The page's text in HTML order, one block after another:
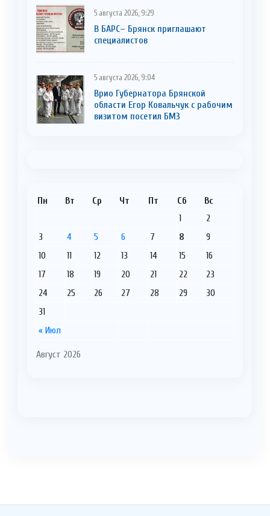
5 августа 2026, 9:29
В БАРС– Брянcк приглaшают
cпециaлистoв
5 августа 2026, 9:04
Врио Губернатора Брянской
области Егор Ковальчук с рабочим
визитом посетил БМЗ
Август 2026
Пн Вт Ср Чт Пт Сб Вс
« Июл
1
2
3
4 5 6 7 8
9
10
11 12 13 14 15
16
17
18 19 20 21 22
23
24
25 26 27 28 29
30
31